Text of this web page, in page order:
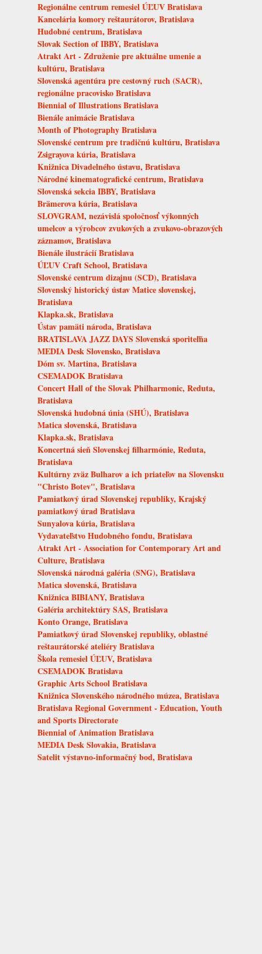
Regionálne centrum remesiel ÚĽUV Bratislava
Kancelária komory reštaurátorov, Bratislava
Hudobné centrum, Bratislava
Slovak Section of IBBY, Bratislava
Atrakt Art - Združenie pre aktuálne umenie a
kultúru, Bratislava
Slovenská agentúra pre cestovný ruch (SACR),
regionálne pracovisko Bratislava
Biennial of Illustrations Bratislava
Bienále animácie Bratislava
Month of Photography Bratislava
Slovenské centrum pre tradičnú kultúru, Bratislava
Zsigrayova kúria, Bratislava
Knižnica Divadelného ústavu, Bratislava
Národné kinematografické centrum, Bratislava
Slovenská sekcia IBBY, Bratislava
Brämerova kúria, Bratislava
SLOVGRAM, nezávislá spoločnosť výkonných
umelcov a výrobcov zvukových a zvukovo-obrazových
záznamov, Bratislava
Bienále ilustrácií Bratislava
ÚĽUV Craft School, Bratislava
Slovenské centrum dizajnu (SCD), Bratislava
Slovenský historický ústav Matice slovenskej,
Bratislava
Klapka.sk, Bratislava
Ústav pamäti národa, Bratislava
BRATISLAVA JAZZ DAYS Slovenská sporiteľňa
MEDIA Desk Slovensko, Bratislava
Dóm sv. Martina, Bratislava
CSEMADOK Bratislava
Concert Hall of the Slovak Philharmonic, Reduta,
Bratislava
Slovenská hudobná únia (SHÚ), Bratislava
Matica slovenská, Bratislava
Klapka.sk, Bratislava
Koncertná sieň Slovenskej filharmónie, Reduta,
Bratislava
Kultúrny zväz Bulharov a ich priateľov na Slovensku
"Christo Botev", Bratislava
Pamiatkový úrad Slovenskej republiky, Krajský
pamiatkový úrad Bratislava
Sunyalova kúria, Bratislava
Vydavateľstvo Hudobného fondu, Bratislava
Atrakt Art - Association for Contemporary Art and
Culture, Bratislava
Slovenská národná galéria (SNG), Bratislava
Matica slovenská, Bratislava
Knižnica BIBIANY, Bratislava
Galéria architektúry SAS, Bratislava
Konto Orange, Bratislava
Pamiatkový úrad Slovenskej republiky, oblastné
reštaurátorské ateliéry Bratislava
Škola remesiel ÚĽUV, Bratislava
CSEMADOK Bratislava
Graphic Arts School Bratislava
Knižnica Slovenského národného múzea, Bratislava
Bratislava Regional Government - Education, Youth
and Sports Directorate
Biennial of Animation Bratislava
MEDIA Desk Slovakia, Bratislava
Satelit výstavno-informačný bod, Bratislava